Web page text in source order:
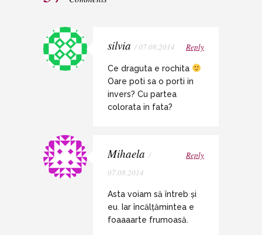
silvia / 07.08.2014 Reply
Ce draguta e rochita
Oare poti sa o porti in
invers? Cu partea
colorata in fata?
Mihaela /
07.08.2014
Reply
Asta voiam să întreb și
eu. Iar încălțămintea e
foaaaarte frumoasă.